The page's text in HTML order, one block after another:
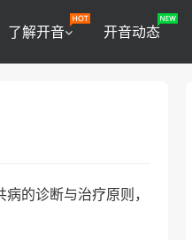
了解开音 开音动态
的诊断与治疗原则，